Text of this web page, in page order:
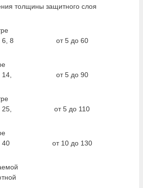
толщины защитного слоя
6, 8
от 5 до 60
14,
от 5 до 90
25,
от 5 до 110
40
от 10 до 130